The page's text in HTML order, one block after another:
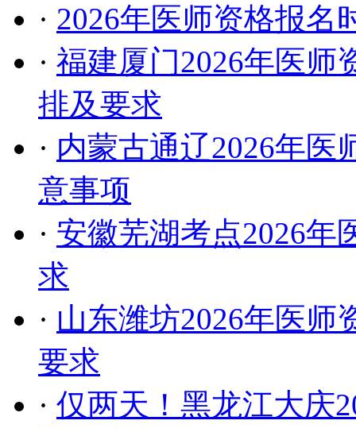
· 2026年医师资格报名
· 福建厦门2026年医师
排及要求
· 内蒙古通辽2026年医
意事项
· 安徽芜湖考点2026年
求
· 山东潍坊2026年医师
要求
· 仅两天！黑龙江大庆